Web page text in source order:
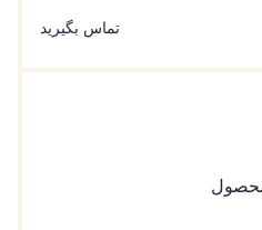
تماس بگیرید